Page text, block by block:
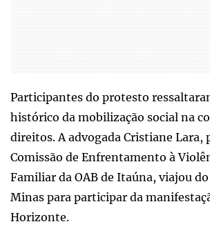
Participantes do protesto
histórico da mobilização social na
direitos. A advogada Cristiane Lara,
Comissão de Enfrentamento à
Familiar da OAB de Itaúna, viajou
Minas para participar da
Horizonte.